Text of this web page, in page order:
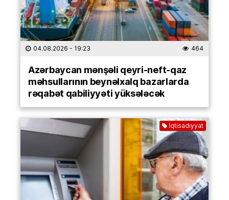
04.08.2026 - 19:23 464
Azərbaycan mənşəli qeyri-neft-qaz
məhsullarının beynəlxalq bazarlarda
rəqabət qabiliyyəti yüksələcək
İqtisadiyyat